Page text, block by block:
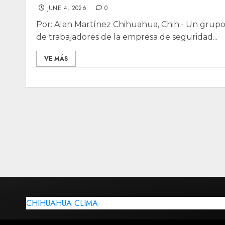
JUNE 4, 2026 0
Por: Alan Martínez Chihuahua, Chih.- Un grupo
de trabajadores de la empresa de seguridad...
VE MÁS
CHIHUAHUA CLIMA